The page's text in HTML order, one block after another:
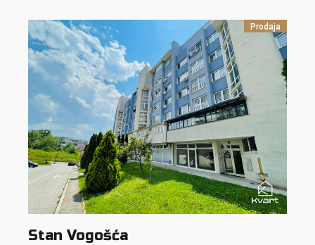
Prodaja
Stan Vogošća